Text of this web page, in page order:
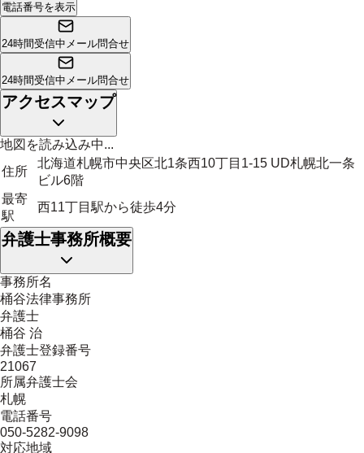
電話番号を表示
24時間受信中 メール問合せ
24時間受信中 メール問合せ
アクセスマップ
地図を読み込み中...
住所
北海道札幌市中央区北1条西10丁目1-15 UD札幌北一条
ビル6階
最寄
駅
西11丁目駅から徒歩4分
弁護士事務所概要
事務所名
桶谷法律事務所
弁護士
桶谷 治
弁護士登録番号
21067
所属弁護士会
札幌
電話番号
050-5282-9098
対応地域